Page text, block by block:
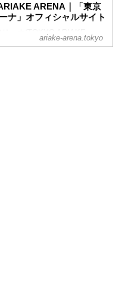
ARENA｜「東京
ナ」オフィシャルサイト
リーナ(TOKYO ARIAKE
のオフィシャルサイトで
行き交う、新たな時代の
ariake-arena.tokyo